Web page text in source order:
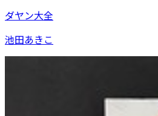
ダヤン大全
池田あきこ